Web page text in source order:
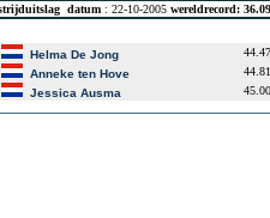
datum : 22-10-2005 wereldrecord:
Helma De Jong
44.47
Anneke ten Hove
44.81
Jessica Ausma 45.00